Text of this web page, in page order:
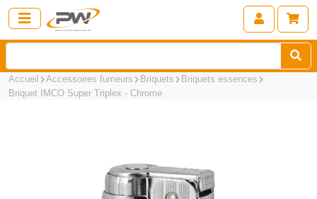
Accueil Accessoires fumeurs Briquets
Briquets essences
Briquet IMCO Super Triplex - Chrome